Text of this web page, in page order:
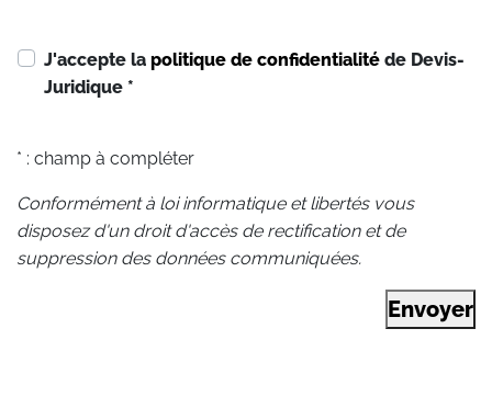
J'accepte la politique de confidentialité de Devis-
Juridique *
* : champ à compléter
Conformément à loi informatique et libertés vous
disposez d'un droit d'accès de rectification et de
suppression des données communiquées.
Envoyer